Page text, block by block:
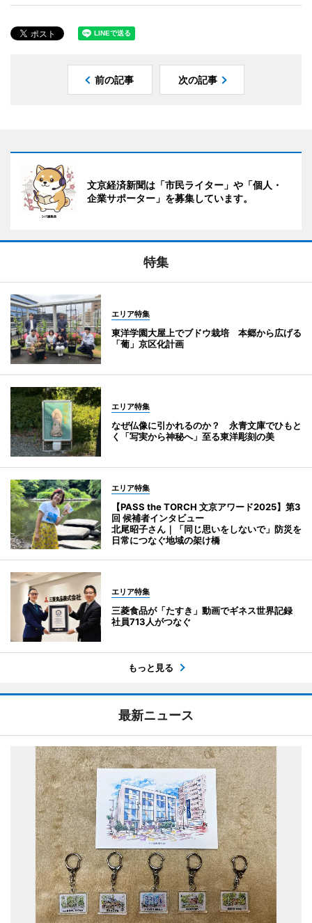
前の記事 次の記事
文京経済新聞は「市民ライター」や「個人・
企業サポーター」を募集しています。
特集
エリア特集
東洋学園大屋上でブドウ栽培 本郷から広げる
「葡」京区化計画
エリア特集
なぜ仏像に引かれるのか？ 永青文庫でひもと
く「写実から神秘へ」至る東洋彫刻の美
エリア特集
【PASS the TORCH 文京アワード2025】第3
回 候補者インタビュー
北尾昭子さん｜「同じ思いをしないで」防災を
日常につなぐ地域の架け橋
エリア特集
三菱食品が「たすき」動画でギネス世界記録
社員713人がつなぐ
もっと見る
最新ニュース